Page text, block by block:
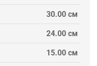
30.00 см
24.00 см
15.00 см